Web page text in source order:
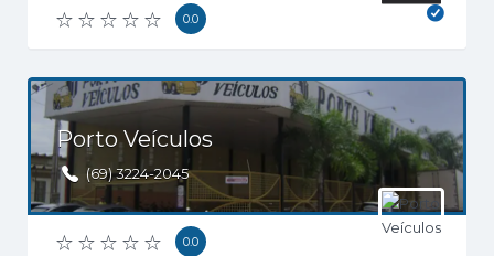
0.0
Porto Veículos
(69) 3224-2045
0.0